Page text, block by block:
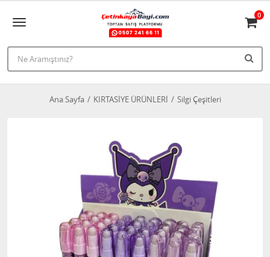
0
Ana Sayfa KIRTASİYE ÜRÜNLERİ Silgi Çeşitleri